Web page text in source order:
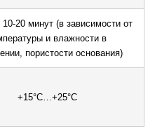
20 минут (в зависимости от
и влажности в
пористости основания)
+15°С…+25°С